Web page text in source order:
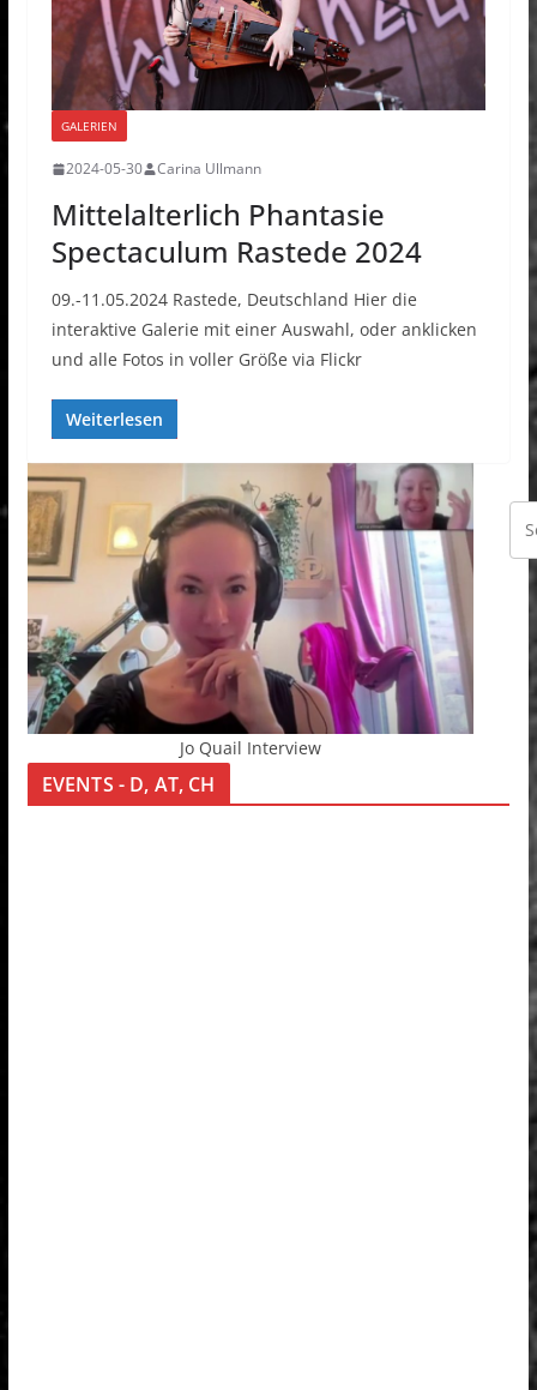
GALERIEN
2024-05-30 Carina Ullmann
Mittelalterlich Phantasie
Spectaculum Rastede 2024
09.-11.05.2024 Rastede, Deutschland Hier die
interaktive Galerie mit einer Auswahl, oder anklicken
und alle Fotos in voller Größe via Flickr
Weiterlesen
Jo Quail Interview
EVENTS - D, AT, CH